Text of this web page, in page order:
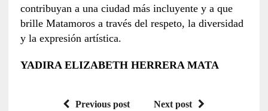
contribuyan a una ciudad más incluyente y a que
brille Matamoros a través del respeto, la diversidad
y la expresión artística.
YADIRA ELIZABETH HERRERA MATA
Previous post Next post